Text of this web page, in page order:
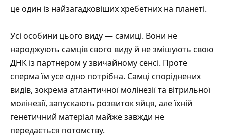
це один із найзагадковіших хребетних на планеті.
Усі особини цього виду — самиці. Вони не
народжують самців свого виду й не змішують свою
ДНК із партнером у звичайному сенсі. Проте
сперма їм усе одно потрібна. Самці споріднених
видів, зокрема атлантичної молінезії та вітрильної
молінезії, запускають розвиток яйця, але їхній
генетичний матеріал майже завжди не
передається потомству.